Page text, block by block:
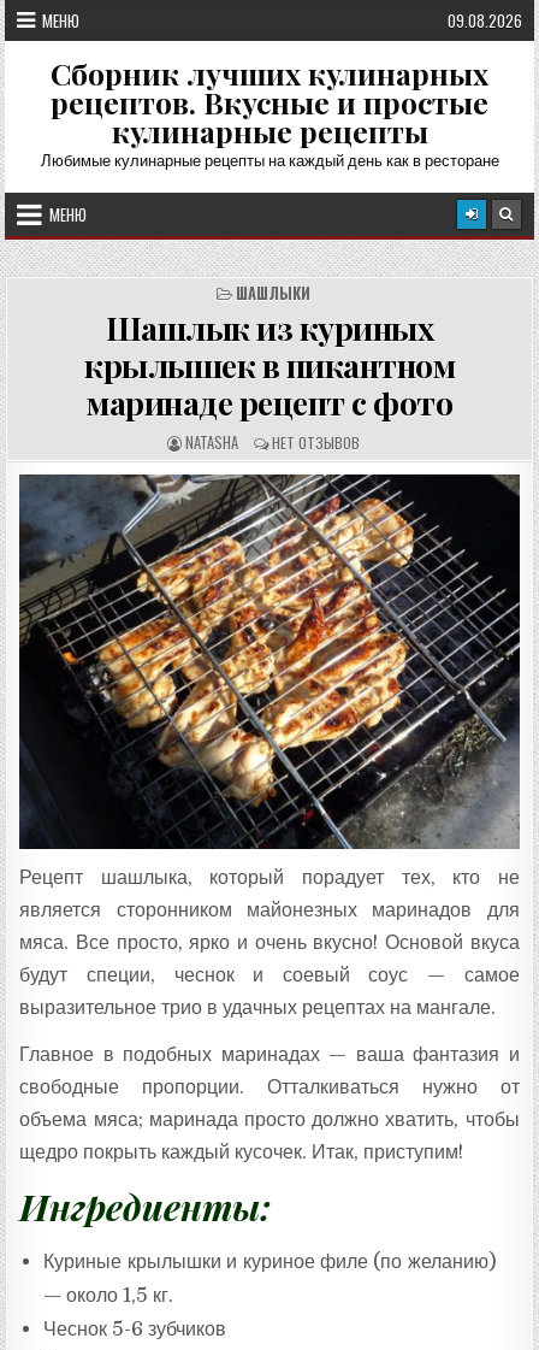
Перейти
к
содержимому
МЕНЮ 09.08.2026
Сборник лучших кулинарных
рецептов. Вкусные и простые
кулинарные рецепты
Любимые кулинарные рецепты на каждый день как в ресторане
МЕНЮ
ШАШЛЫКИ
Шашлык из куриных
крылышек в пикантном
маринаде рецепт с фото
А
В
Т
О
Р
Р
Е
Ц
Е
П
Т
А
:
NATASHA О
Т
З
Ы
В
Ы
:
НЕТ ОТЗЫВОВ
Рецепт шашлыка, который порадует тех, кто не
является сторонником майонезных маринадов для
мяса. Все просто, ярко и очень вкусно! Основой вкуса
будут специи, чеснок и соевый соус — самое
выразительное трио в удачных рецептах на мангале.
Главное в подобных маринадах — ваша фантазия и
свободные пропорции. Отталкиваться нужно от
объема мяса; маринада просто должно хватить, чтобы
щедро покрыть каждый кусочек. Итак, приступим!
Ингредиенты:
Куриные крылышки и куриное филе (по желанию)
— около 1,5 кг.
Чеснок 5-6 зубчиков